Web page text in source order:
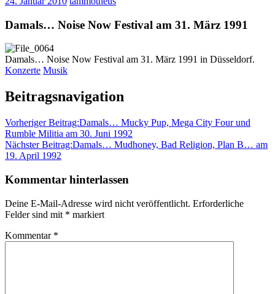
Damals… Noise Now Festival am 31. März 1991
Damals… Noise Now Festival am 31. März 1991 in Düsseldorf.
Konzerte Musik
Beitragsnavigation
Vorheriger Beitrag:Damals… Mucky Pup, Mega City Four und
Rumble Militia am 30. Juni 1992
Nächster Beitrag:Damals… Mudhoney, Bad Religion, Plan B… am
19. April 1992
Kommentar hinterlassen
Deine E-Mail-Adresse wird nicht veröffentlicht. Erforderliche
Felder sind mit * markiert
Kommentar *